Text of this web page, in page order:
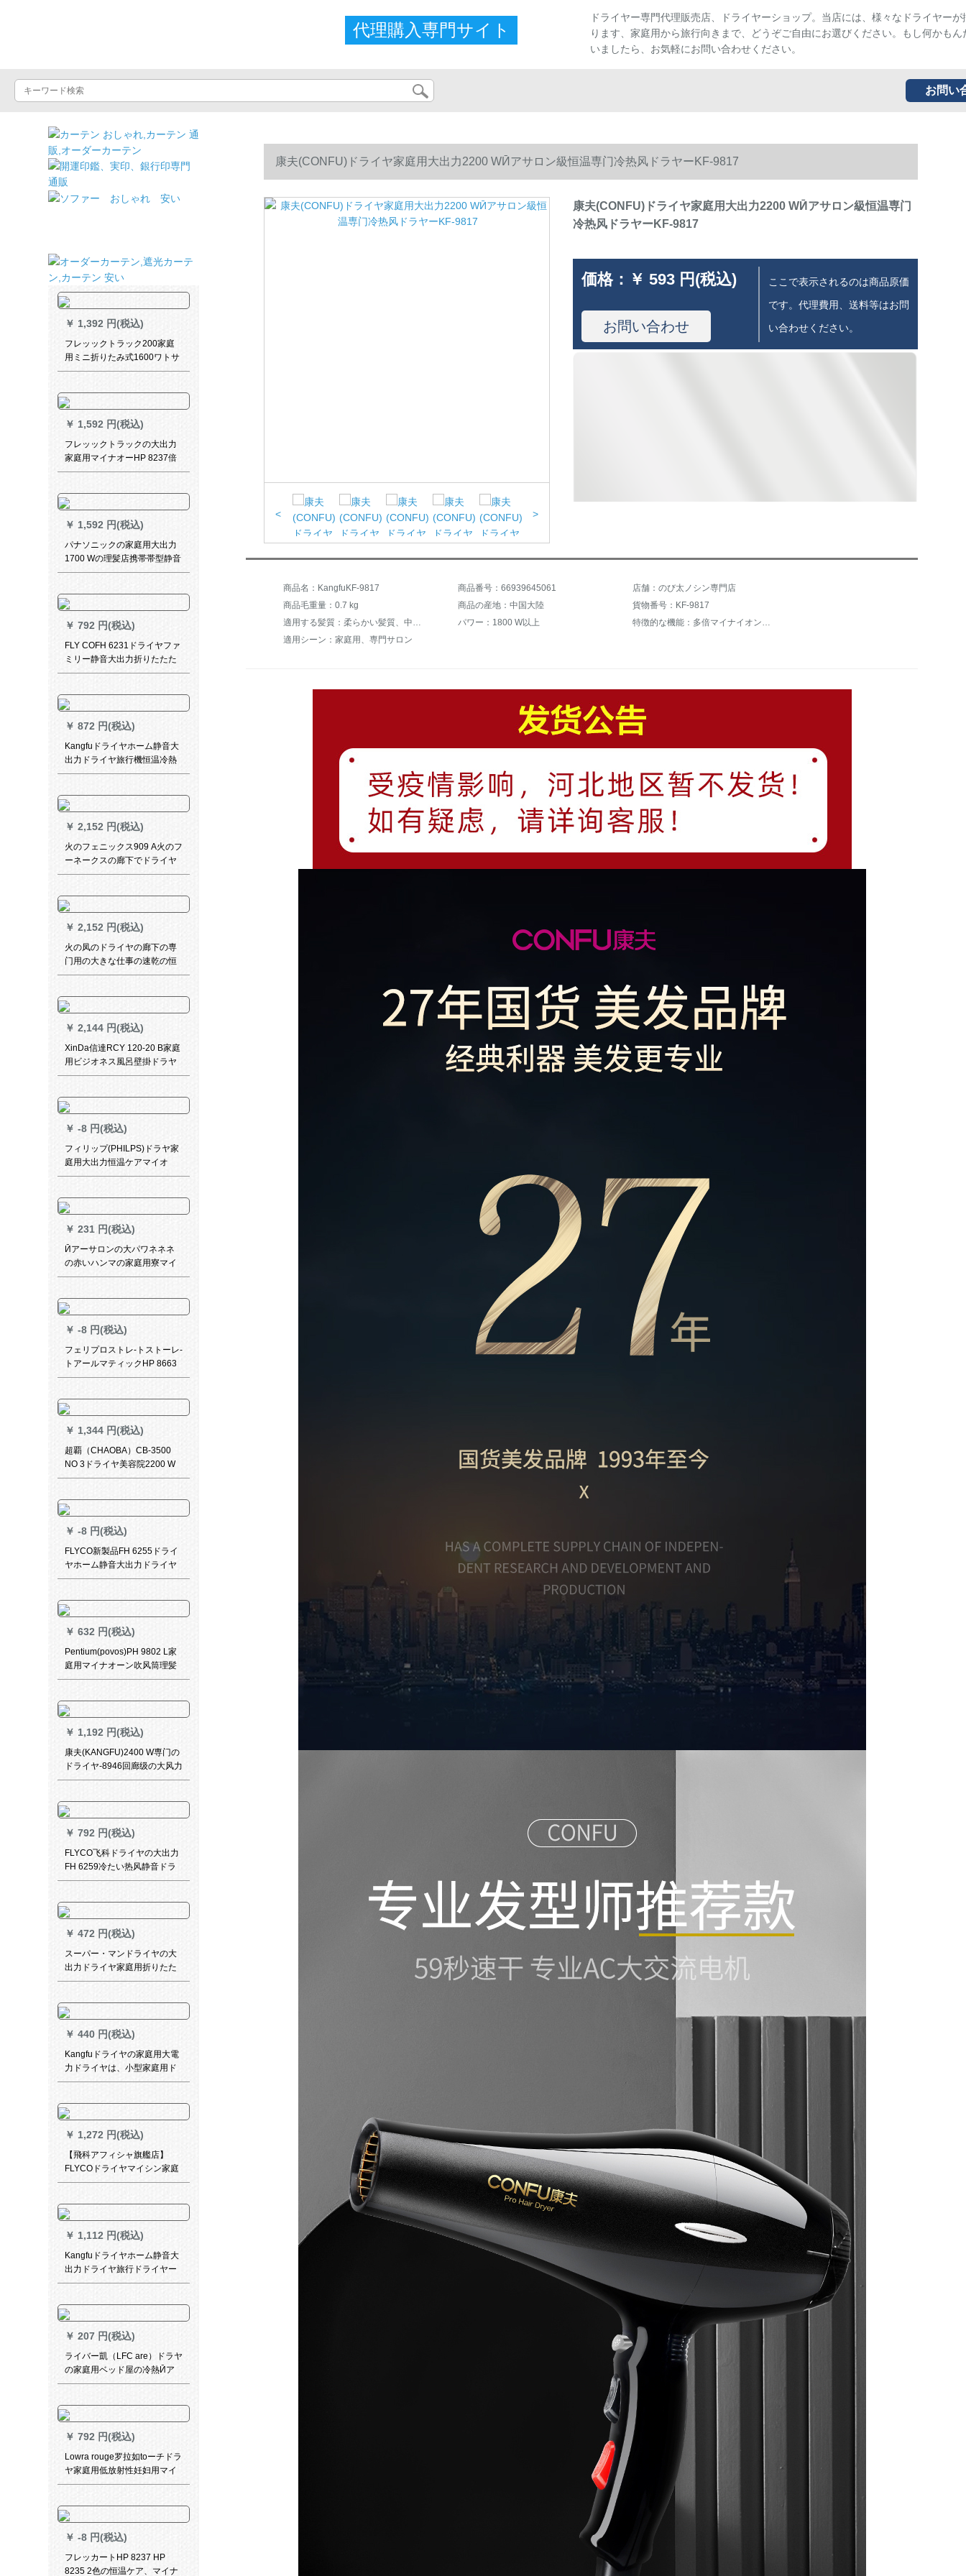
代理購入専門サイト
ドライヤー専門代理販売店、ドライヤーショップ。当店には、様々なドライヤーが
ります、家庭用から旅行向きまで、どうぞご自由にお選びください。もし何かもん
いましたら、お気軽にお問い合わせください。
お問い
￥ 1,392 円(税込)
フレッックトラック200家庭
用ミニ折りたみ式1600ワトサ
ットモスタッカート大出力大
￥ 1,592 円(税込)
フレッックトラックの大出力
家庭用マイナオーHP 8237倍
マイナイオン-2200 W
￥ 1,592 円(税込)
パナソニックの家庭用大出力
1700 Wの理髪店携帯帯型静音
冷热风マイナドライヤの寮の
の速乾风口
￥ 792 円(税込)
FLY COFH 6231ドライヤファ
ミリー静音大出力折りたたた
たみ専用ドライヤー冷熱風ド
シーシ
￥ 872 円(税込)
Kangfuドライヤホーム静音大
出力ドライヤ旅行機恒温冷熱
風理髪店専門店サイロンKF-
￥ 2,152 円(税込)
火のフェニックス909 A火のフ
ーネークスの廊下でドライヤ
のマシーンの大きな音の正真
护してドライヤのドライヤの
规格品を白にします。
￥ 2,152 円(税込)
火の凤のドライヤの廊下の専
门用の大きな仕事の速乾の恒
温は理髪店の専门の美髪の造
ーム
￥ 2,144 円(税込)
XinDa信達RCY 120-20 B家庭
用ビジオネス風呂壁掛ドラヤ
ヤモールドライヤードライヤ
ードラヤヤードライヤードラ
イヤードライヤー20 B RCY
120-20 Bコントス付
￥ -8 円(税込)
フィリップ(PHILPS)ドラヤ家
庭用大出力恒温ケアマイオ
2200 Wドラヤー6段マリン养
￥ 231 円(税込)
Ӣアーサロンの大パワネネネ
の赤いハンマの家庭用寮マイ
ナの寒い風静音ビルレ3200風
￥ -8 円(税込)
フェリプロストレ-トストーレ-
トアールマティックHP 8663
￥ 1,344 円(税込)
超覇（CHAOBA）CB-3500
NO 3ドライヤ美容院2200 W
大出力ドライヤ専门用冷热风
￥ -8 円(税込)
FLYCO新製品FH 6255ドライ
ヤホーム静音大出力ドライヤ
ホーテ企業が折れ曲がった携
￥ 632 円(税込)
Pentium(povos)PH 9802 L家
庭用マイナオーン吹风筒理髪
店の大出力Ӣアサロンはドラ
して寮用にドラヤを使う黒
￥ 1,192 円(税込)
康夫(KANGFU)2400 W専门の
ドライヤ-8946回廊级の大风力
AC大电机デラヤ送风口黒
￥ 792 円(税込)
FLYCO飞科ドライヤの大出力
FH 6259冷たい热风静音ドラ
ヤのファミリー宿舎折れたた
￥ 472 円(税込)
スーパー・マンドライヤの大
出力ドライヤ家庭用折りたた
み式ドライヤー
￥ 440 円(税込)
Kangfuドライヤの家庭用大電
力ドライヤは、小型家庭用ド
ライヤー1800 w電気風によむ
白をたのむことです。
￥ 1,272 円(税込)
【飛科アフィシャ旗艦店】
FLYCOドライヤマイシン家庭
用FH 6272ドライヤバーレル
￥ 1,112 円(税込)
Kangfuドライヤホーム静音大
出力ドライヤ旅行ドライヤー
恒温冷热风理髪店専门サロン
￥ 207 円(税込)
ライバー凱（LFC are）ドラヤ
の家庭用ベッド屋の冷熱Ӣア
サロンの大きさのパワドレヤ
＋爪カバをプレゼゼゼにしま
す。
￥ 792 円(税込)
Lowra rouge罗拉如toーチドラ
ヤ家庭用低放射性妊妇用マイ
ナイオランヤー学生寮冷熱風
￥ -8 円(税込)
フレッカートHP 8237 HP
8235 2色の恒温ケア、マイナ
康夫(CONFU)ドライヤ家庭用大出力2200 WӢアサロン級恒温専门冷热风ドラヤーKF-9817
< >
康夫(CONFU)ドライヤ家庭用大出力2200 WӢアサロン級恒温専门
冷热风ドラヤーKF-9817
価格： ￥ 593 円(税込)
お問い合わせ
ここで表示されるのは商品原価
です。代理費用、送料等はお問
い合わせください。
商品名：KangfuKF-9817 商品番号：66939645061
店舗：のび太ノシン専門店
商品毛重量：0.7 kg
商品の産地：中国大陸
貨物番号：KF-9817
適用する髪質：柔らかい髪質、中性髪質、油性の髪質、粗い硬い髪質
パワー：1800 W以上
特徴的な機能：多倍マイナイオン、恒温ケア、静音設計
適用シーン：家庭用、専門サロン